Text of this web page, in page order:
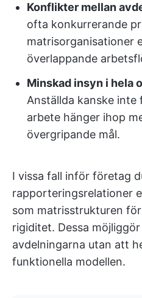
Konflikter mellan
ofta konkurrerande
matrisorganisationer
överlappande
Minskad insyn i hela
Anställda kanske inte
arbete hänger ihop
övergripande mål.
I vissa fall inför företag
rapporteringsrelationer
som matrisstrukturen
rigiditet. Dessa
avdelningarna utan att
funktionella modellen.